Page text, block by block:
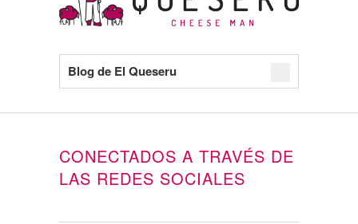
Blog de El Queseru
CONECTADOS A TRAVÉS DE
LAS REDES SOCIALES